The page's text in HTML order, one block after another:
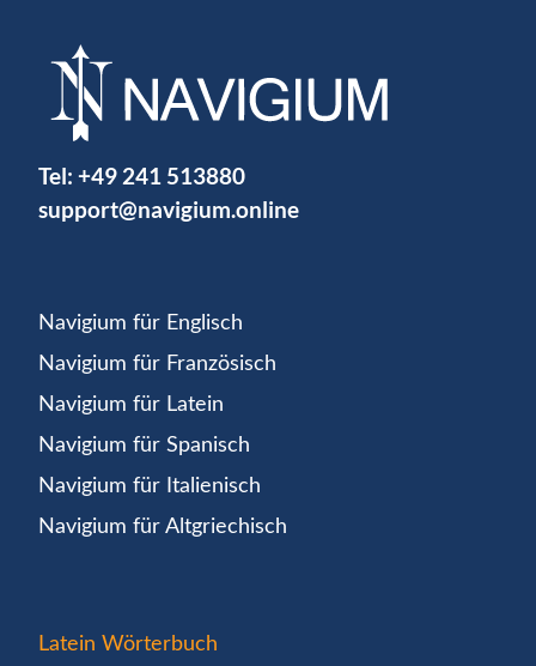
Tel: +49 241 513880
support@navigium.online
Navigium für Englisch
Navigium für Französisch
Navigium für Latein
Navigium für Spanisch
Navigium für Italienisch
Navigium für Altgriechisch
Latein Wörterbuch